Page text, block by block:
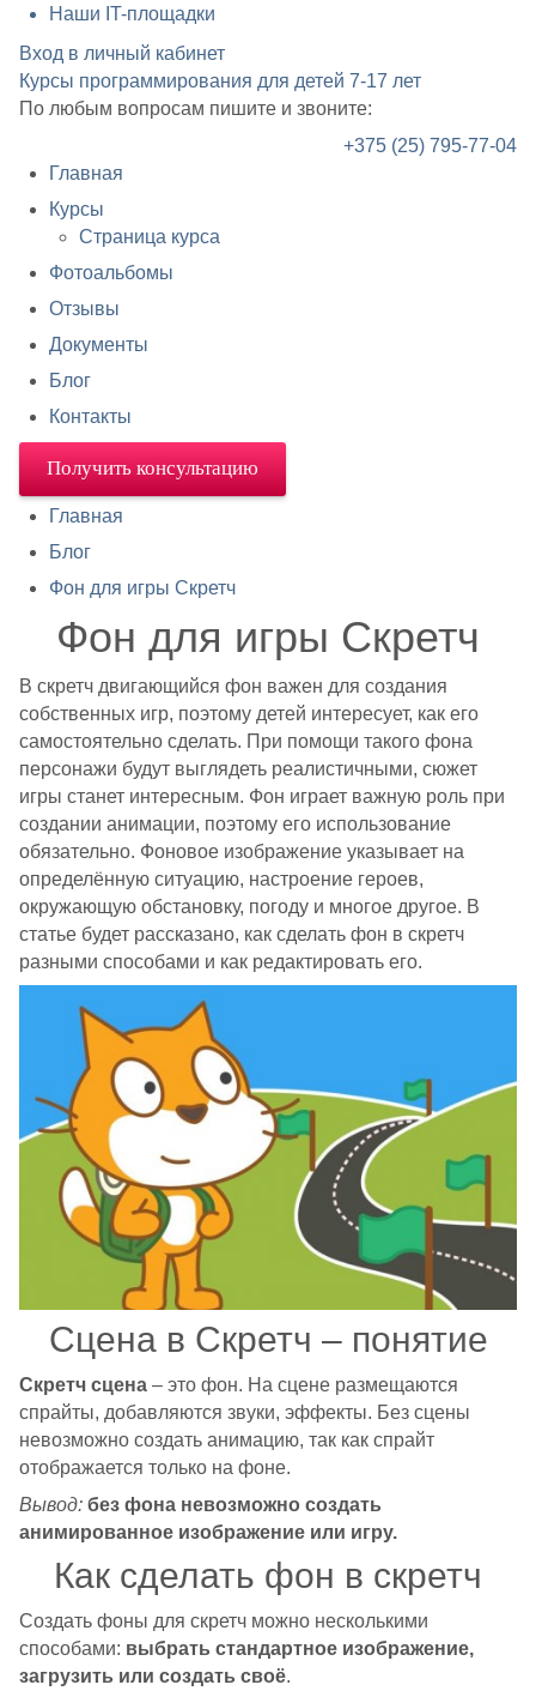
Наши IT-площадки
Вход в личный кабинет
Курсы программирования для детей 7-17 лет
По любым вопросам пишите и звоните:
+375 (25) 795-77-04
Главная
Курсы
Страница курса
Фотоальбомы
Отзывы
Документы
Блог
Контакты
Получить консультацию
Главная
Блог
Фон для игры Скретч
Фон для игры Скретч
В скретч двигающийся фон важен для создания
собственных игр, поэтому детей интересует, как его
самостоятельно сделать. При помощи такого фона
персонажи будут выглядеть реалистичными, сюжет
игры станет интересным. Фон играет важную роль при
создании анимации, поэтому его использование
обязательно. Фоновое изображение указывает на
определённую ситуацию, настроение героев,
окружающую обстановку, погоду и многое другое. В
статье будет рассказано, как сделать фон в скретч
разными способами и как редактировать его.
Сцена в Скретч – понятие
Скретч сцена – это фон. На сцене размещаются
спрайты, добавляются звуки, эффекты. Без сцены
невозможно создать анимацию, так как спрайт
отображается только на фоне.
Вывод: без фона невозможно создать
анимированное изображение или игру.
Как сделать фон в скретч
Создать фоны для скретч можно несколькими
способами: выбрать стандартное изображение,
загрузить или создать своё.